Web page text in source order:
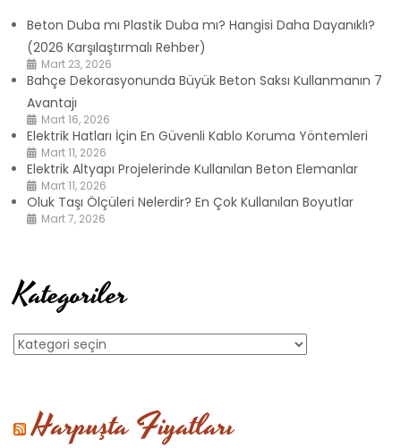
Beton Duba mı Plastik Duba mı? Hangisi Daha Dayanıklı?
(2026 Karşılaştırmalı Rehber)
Mart 23, 2026
Bahçe Dekorasyonunda Büyük Beton Saksı Kullanmanın 7
Avantajı
Mart 16, 2026
Elektrik Hatları İçin En Güvenli Kablo Koruma Yöntemleri
Mart 11, 2026
Elektrik Altyapı Projelerinde Kullanılan Beton Elemanlar
Mart 11, 2026
Oluk Taşı Ölçüleri Nelerdir? En Çok Kullanılan Boyutlar
Mart 7, 2026
Kategoriler
Kategoriler
Harpuşta Fiyatları